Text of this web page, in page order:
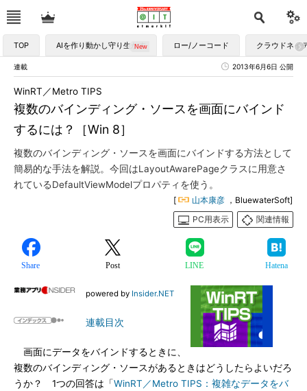
TOP AIを作り動かし守り生かす ロー/ノーコード クラウドネイ
連載 2013年6月6日 公開
複数のバインディング・ソースを画面にバインド
するには？［Win 8］
WinRT／Metro TIPS
複数のバインディング・ソースを画面にバインドする方法として
簡易的な手法を解説。今回はLayoutAwarePageクラスに用意さ
れているDefaultViewModelプロパティを使う。
[ 山本康彦 ，BluewaterSoft]
PC用表示
関連情報
Share Post LINE Hatena
powered by Insider.NET
連載目次
画面にデータをバインドするときに、
複数のバインディング・ソースがあるときはどうしたらよいだろ
うか？ 1つの回答は「WinRT／Metro TIPS：複雑なデータをバ